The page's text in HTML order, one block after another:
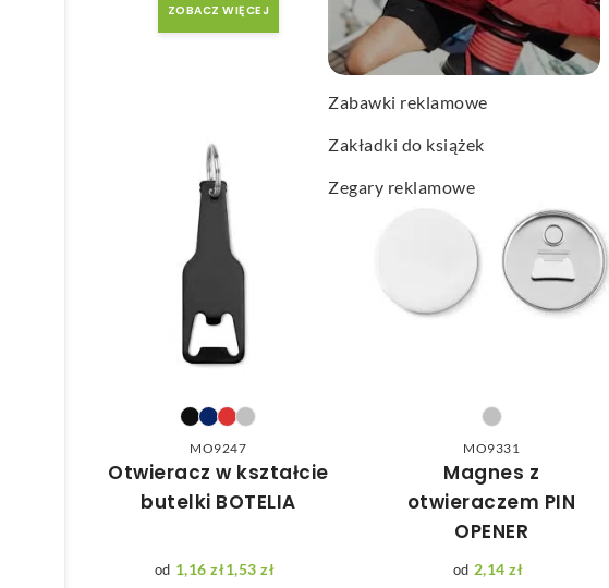
Wachlarze reklamowe
Wagi kuchenne
Zabawki reklamowe
Zakładki do książek
Zegary reklamowe
ZOBACZ WIĘCEJ ZOBACZ WIĘCEJ
MO9247
Otwieracz w kształcie
butelki BOTELIA
1,16zł1,53zł
MO9331
Magnes z
otwieraczem PIN
OPENER
2,14zł